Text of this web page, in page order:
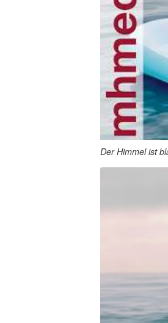
Der Himmel ist